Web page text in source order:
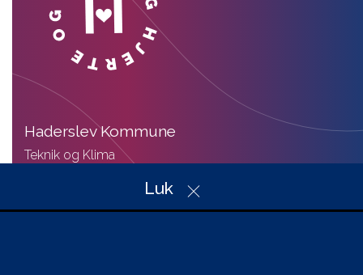
Luk
Haderslev Kommune
Teknik og Klima